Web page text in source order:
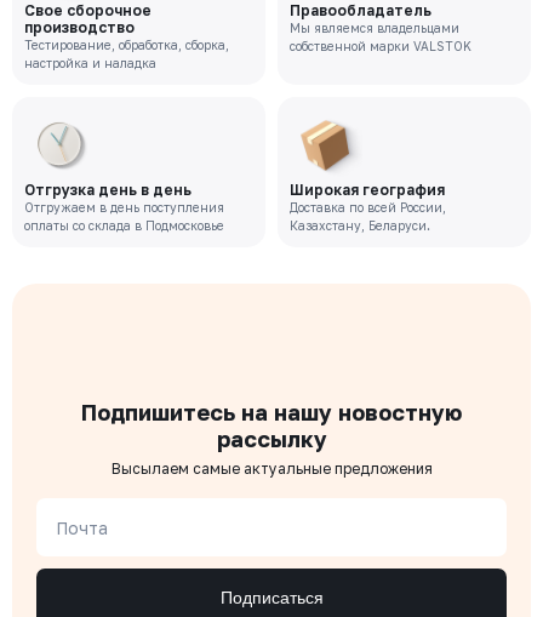
Свое сборочное
производство
Тестирование, обработка, сборка,
настройка и наладка
Правообладатель
Мы являемся владельцами
собственной марки VALSTOK
Отгрузка день в день
Отгружаем в день поступления
оплаты со склада в Подмосковье
Широкая география
Доставка по всей России,
Казахстану, Беларуси.
Подпишитесь на нашу новостную
рассылку
Высылаем самые актуальные предложения
Почта
Подписаться